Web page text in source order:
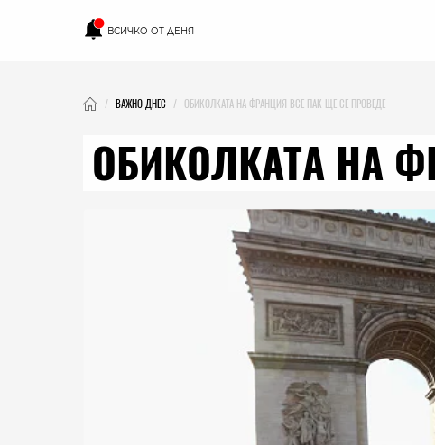
ВСИЧКО ОТ ДЕНЯ
ВАЖНО ДНЕС ОБИКОЛКАТА НА ФРАНЦИЯ ВСЕ ПАК ЩЕ СЕ ПРОВЕДЕ
ОБИКОЛКАТА НА